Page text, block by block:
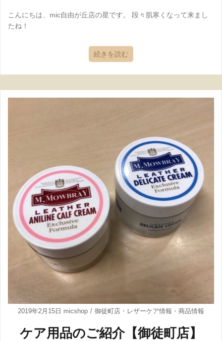
こんにちは、mic自由が丘店の星です。 段々肌寒くなって来まし
たね！
続きを読む
2019年2月15日 micshop 御徒町店 ・ レザーケア情報 ・ 商品情報
ケア用品のご紹介【御徒町店】